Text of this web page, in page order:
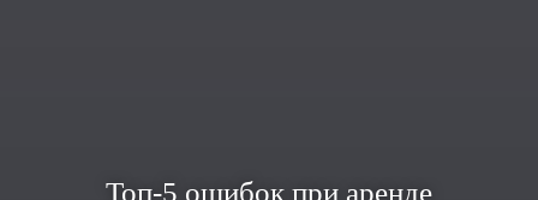
Топ-5 ошибок при аренде